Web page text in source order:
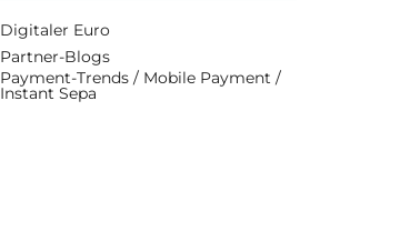
Digitaler Euro
Partner-Blogs
Payment-Trends / Mobile Payment /
Instant Sepa